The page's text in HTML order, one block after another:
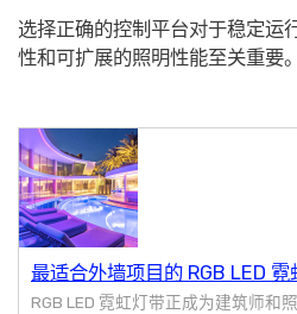
选择正确的控制平台对于稳定运
性和可扩展的照明性能至关重要。
最适合外墙项目的 RGB LED 霓
RGB LED 霓虹灯带正成为建筑师和